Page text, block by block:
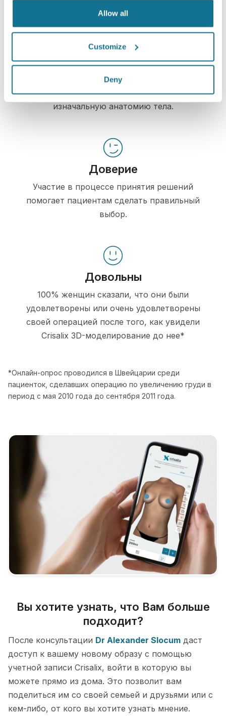
Allow all
Customize
Deny
Информирование
Crisalix позволяет наглядно
продемонстрировать пациентам возможные
результаты операции, учитывая их
изначальную анатомию тела.
Доверие
Участие в процессе принятия решений
помогает пациентам сделать правильный
выбор.
Довольны
100% женщин сказали, что они были
удовлетворены или очень удовлетворены
своей операцией после того, как увидели
Crisalix 3D-моделирование до нее*
*Онлайн-опрос проводился в Швейцарии среди
пациенток, сделавших операцию по увеличению груди в
период с мая 2010 года до сентября 2011 года.
Вы хотите узнать, что Вам больше
подходит?
После консультации Dr Alexander Slocum даст
доступ к вашему новому образу с помощью
учетной записи Crisalix, войти в которую вы
можете прямо из дома. Это позволит вам
поделиться им со своей семьей и друзьями или с
кем-либо, от кого вы хотите узнать мнение.